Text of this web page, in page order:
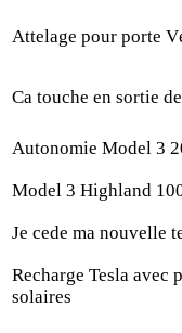
Attelage pour porte
Ca touche en sortie
Autonomie Model 3
Model 3 Highland
Je cede ma nouvelle
Recharge Tesla avec
solaires